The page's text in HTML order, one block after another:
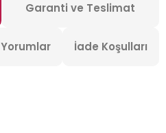
Garanti ve Teslimat
Yorumlar İade Koşulları